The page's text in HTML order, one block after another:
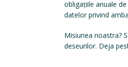
obligațiile anuale
datelor privind
Misiunea noastra?
deseurilor. Deja